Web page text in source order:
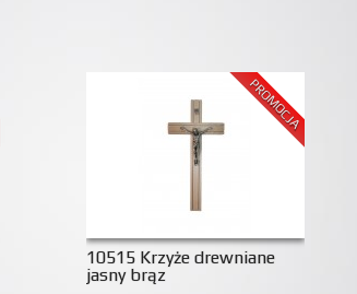
10515 Krzyże drewniane
jasny brąz
PROMOCJA